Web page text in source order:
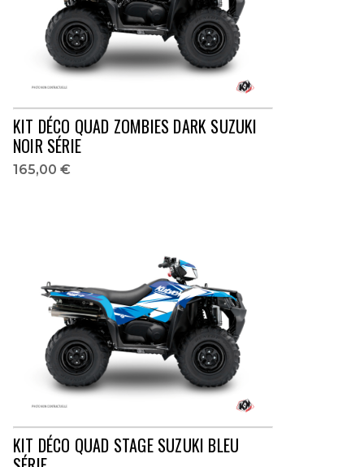
KIT DÉCO QUAD ZOMBIES DARK SUZUKI
NOIR SÉRIE
165,00 €
KIT DÉCO QUAD STAGE SUZUKI BLEU